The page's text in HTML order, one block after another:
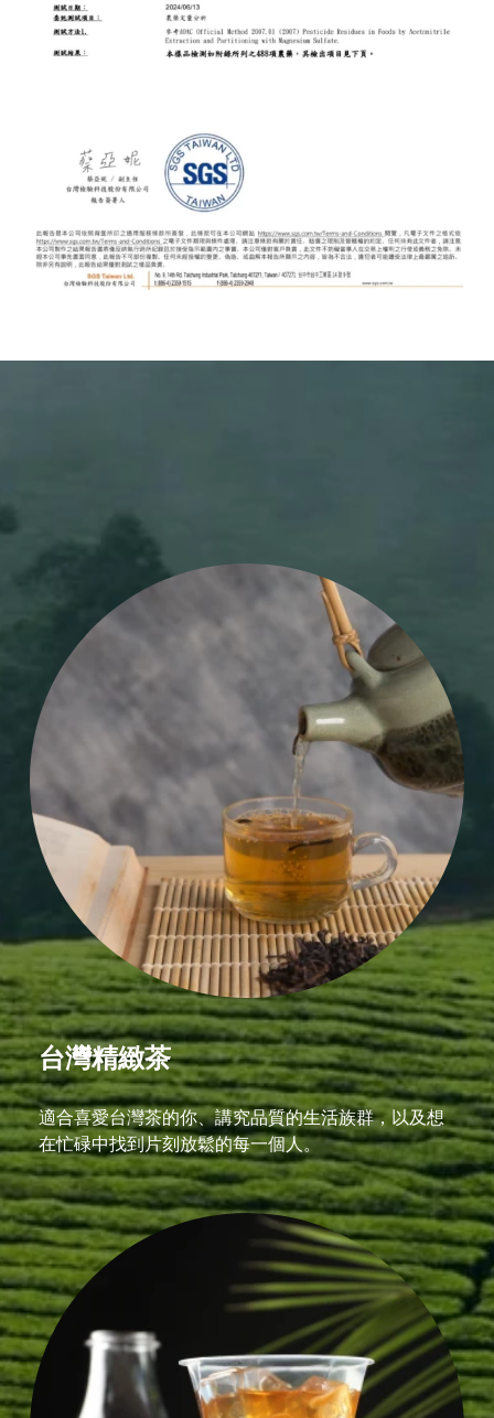
台灣精緻茶
適合喜愛台灣茶的你、講究品質的生活族群，以及想
在忙碌中找到片刻放鬆的每一個人。